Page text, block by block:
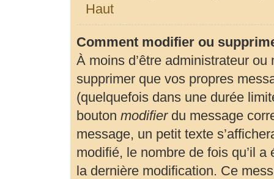
Haut
Comment modifier ou
À moins d’être administrateur
supprimer que vos propres
(quelquefois dans une durée
bouton modifierdu message
message, un petit texte
modifié, le nombre de fois qu’il
la dernière modification. Ce